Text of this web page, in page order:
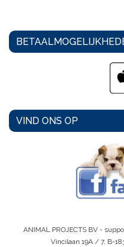
VIND ONS OP
ANIMAL PROJECTS BV -
Vincilaan 19A / 7, B-